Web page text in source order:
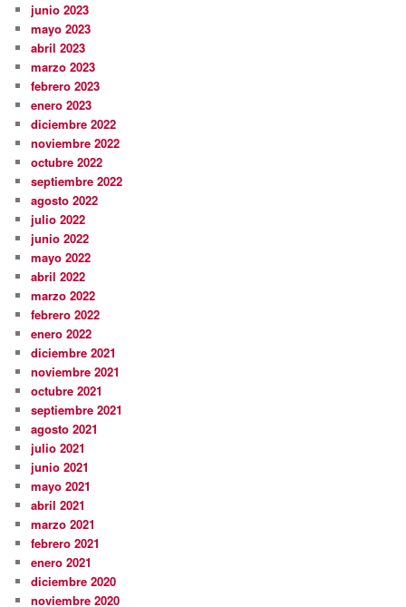
junio 2023
mayo 2023
abril 2023
marzo 2023
febrero 2023
enero 2023
diciembre 2022
noviembre 2022
octubre 2022
septiembre 2022
agosto 2022
julio 2022
junio 2022
mayo 2022
abril 2022
marzo 2022
febrero 2022
enero 2022
diciembre 2021
noviembre 2021
octubre 2021
septiembre 2021
agosto 2021
julio 2021
junio 2021
mayo 2021
abril 2021
marzo 2021
febrero 2021
enero 2021
diciembre 2020
noviembre 2020